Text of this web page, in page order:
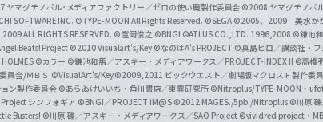
b
e
O
f
f
ヤマグチノボル･メディアファクトリー／ゼロの使い魔製作委員会 ©2008 ヤマグチノボ
SOFTWARE INC. ©TYPE-MOON All Rights Reserved. ©SEGA ©2005、2009 美水か
ALL RIGHTS RESERVED. ©窪岡俊之 ©BNGI ©ATLUS CO.,LTD. 1996,2008 ©鎌池
Beats! Project ©2010 Visualart's/Key ©なのはA's PROJECT ©真島ヒロ／講談社・
©カラー ©鎌池和馬／アスキー・メディアワークス／PROJECT-INDEX II ©高橋
員会/ＭＢＳ ©VisualArt's/Key©2009,2011 ビックウエスト／劇場版マクロスＦ製作委
ン製作委員会 ©あらゐけいいち・角川書店／東雲研究所 ©Nitroplus/TYPE-MOON・
シンフォギア ©BNGI／PROJECT iM@S ©2012 MAGES./5pb./Nitroplus ©川原 礫
Busters! ©川原 礫／アスキー・メディアワークス／SAO Project ©vividred project・